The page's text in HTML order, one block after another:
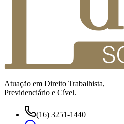
Atuação em Direito Trabalhista,
Previdenciário e Cível.
(16) 3251-1440